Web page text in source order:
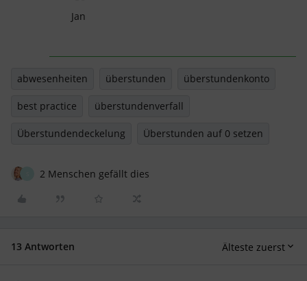
Jan
abwesenheiten überstunden überstundenkonto
best practice überstundenverfall
Überstundendeckelung Überstunden auf 0 setzen
2 Menschen gefällt dies
13 Antworten Älteste zuerst